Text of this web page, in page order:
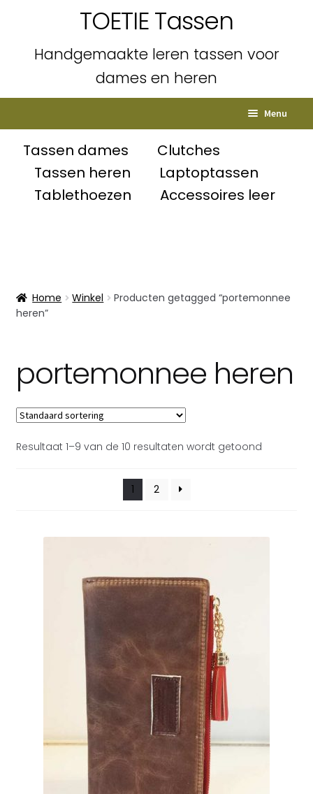
TOETIE Tassen
Handgemaakte leren tassen voor
dames en heren
navigatie
inhoud
Menu
Home
Mijn account
Tassen dames
Clutches
Tassen heren
Laptoptassen
Tablethoezen
Accessoires leer
Home Winkel
Producten getagged “portemonnee
heren”
portemonnee heren
Resultaat 1–9 van de 10 resultaten wordt getoond
1 2